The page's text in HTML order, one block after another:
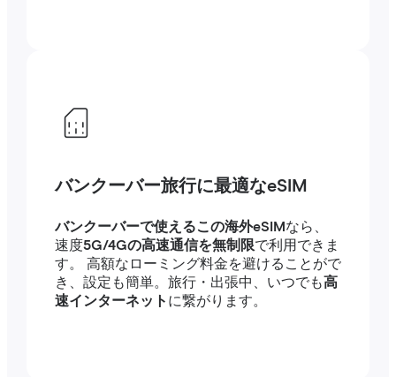
バンクーバー旅行に最適なeSIM
バンクーバーで使えるこの海外eSIM なら、
速度5G/4Gの高速通信を無制限で利用できま
す。 高額なローミング料金を避けることがで
き、設定も簡単。旅行・出張中、いつでも高
速インターネット に繋がります。